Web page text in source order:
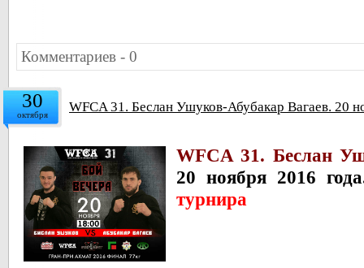
Комментариев - 0
30
октября WFCA 31. Беслан Ушуков-Абубакар Вагаев. 20
WFCA 31. Беслан
20 ноября 2016
турнира